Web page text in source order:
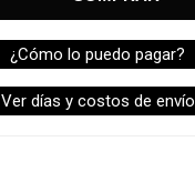
¿Cómo lo puedo pagar?
Ver días y costos de envío